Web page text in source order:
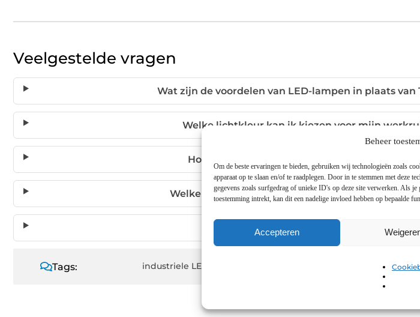
Beheer
Om de beste ervaringen te bieden, gebruiken wij technologieën zoals
apparaat op te slaan en/of te raadplegen. Door in te stemmen met deze
gegevens zoals surfgedrag of unieke ID's op deze site verwerken. Als
toestemming intrekt, kan dit een nadelige invloed hebben op bepaalde
Accepteren
Veelgestelde vragen
Wat zijn de voordelen van LED-lampen in plaats van
Welke lichtkleur kan ik kiezen voor mijn
Hoeveel geld kan ik besparen met LED-
Welke soorten LED-lampen biedt Led Design
Is LED een duurzame en schone
Tags: industriele LED verlichting